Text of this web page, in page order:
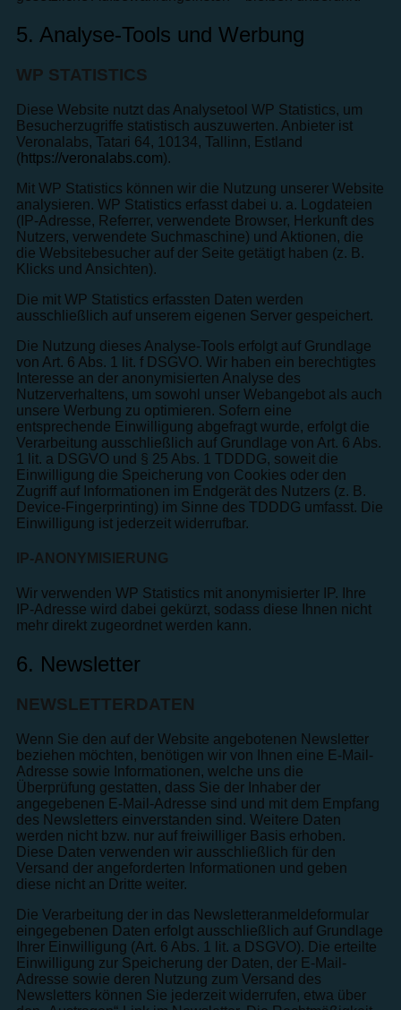
5. Analyse-Tools und Werbung
WP STATISTICS
Diese Website nutzt das Analysetool WP Statistics, um
Besucherzugriffe statistisch auszuwerten. Anbieter ist
Veronalabs, Tatari 64, 10134, Tallinn, Estland
(https://veronalabs.com).
Mit WP Statistics können wir die Nutzung unserer Website
analysieren. WP Statistics erfasst dabei u. a. Logdateien
(IP-Adresse, Referrer, verwendete Browser, Herkunft des
Nutzers, verwendete Suchmaschine) und Aktionen, die
die Websitebesucher auf der Seite getätigt haben (z. B.
Klicks und Ansichten).
Die mit WP Statistics erfassten Daten werden
ausschließlich auf unserem eigenen Server gespeichert.
Die Nutzung dieses Analyse-Tools erfolgt auf Grundlage
von Art. 6 Abs. 1 lit. f DSGVO. Wir haben ein berechtigtes
Interesse an der anonymisierten Analyse des
Nutzerverhaltens, um sowohl unser Webangebot als auch
unsere Werbung zu optimieren. Sofern eine
entsprechende Einwilligung abgefragt wurde, erfolgt die
Verarbeitung ausschließlich auf Grundlage von Art. 6 Abs.
1 lit. a DSGVO und § 25 Abs. 1 TDDDG, soweit die
Einwilligung die Speicherung von Cookies oder den
Zugriff auf Informationen im Endgerät des Nutzers (z. B.
Device-Fingerprinting) im Sinne des TDDDG umfasst. Die
Einwilligung ist jederzeit widerrufbar.
IP-ANONYMISIERUNG
Wir verwenden WP Statistics mit anonymisierter IP. Ihre
IP-Adresse wird dabei gekürzt, sodass diese Ihnen nicht
mehr direkt zugeordnet werden kann.
6. Newsletter
NEWSLETTER­DATEN
Wenn Sie den auf der Website angebotenen Newsletter
beziehen möchten, benötigen wir von Ihnen eine E-Mail-
Adresse sowie Informationen, welche uns die
Überprüfung gestatten, dass Sie der Inhaber der
angegebenen E-Mail-Adresse sind und mit dem Empfang
des Newsletters einverstanden sind. Weitere Daten
werden nicht bzw. nur auf freiwilliger Basis erhoben.
Diese Daten verwenden wir ausschließlich für den
Versand der angeforderten Informationen und geben
diese nicht an Dritte weiter.
Die Verarbeitung der in das Newsletteranmeldeformular
eingegebenen Daten erfolgt ausschließlich auf Grundlage
Ihrer Einwilligung (Art. 6 Abs. 1 lit. a DSGVO). Die erteilte
Einwilligung zur Speicherung der Daten, der E-Mail-
Adresse sowie deren Nutzung zum Versand des
Newsletters können Sie jederzeit widerrufen, etwa über